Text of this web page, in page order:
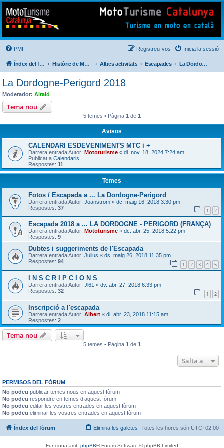
Mototurisme
Turisme en moto en català
PMF Inicia la sessió
Registreu-vos
Índex del fòrum Històric de Mototurisme Altres activitats Escapades La Dordogne-Perigord 2018
La Dordogne-Perigord 2018
Moderador: Airald
Tema nou
5 temes • Pàgina 1 de 1
Avisos
CALENDARI ESDEVENIMENTS MTC i +
Darrera entrada Autor: Mototurisme « dl. nov. 18, 2024 7:24 am
Publicat a Calendaris
Respostes: 11
Temes
Fotos / Escapada a ... La Dordogne-Perigord
Darrera entrada Autor: Joanstrom « dc. maig 16, 2018 3:30 pm
Respostes: 37 1 2
Escapada 2018 a ... LA DORDOGNE - PERIGORD (FRANÇA)
Darrera entrada Autor: Mototurisme « dc. abr. 25, 2018 5:22 pm
Respostes: 9
Dubtes i suggeriments de l'Escapada
Darrera entrada Autor: Julius « ds. maig 26, 2018 11:35 pm
Respostes: 94 1 2 3 4 5
I N S C R I P C I O N S
Darrera entrada Autor: Jl61 « dv. abr. 27, 2018 6:33 pm
Respostes: 32 1 2
Inscripció a l'escapada
Darrera entrada Autor: Albert « dl. abr. 23, 2018 11:15 am
Respostes: 2
Tema nou
5 temes • Pàgina 1 de 1
Salta a
PERMISOS DEL FÒRUM
No podeu publicar temes nous en aquest fòrum
No podeu respondre en temes d’aquest fòrum
No podeu editar les vostres entrades en aquest fòrum
No podeu eliminar les vostres entrades en aquest fòrum
Índex del fòrum Totes les hores són UTC+02:00
Elimina les galetes
Funciona amb phpBB® Forum Software © phpBB Limited